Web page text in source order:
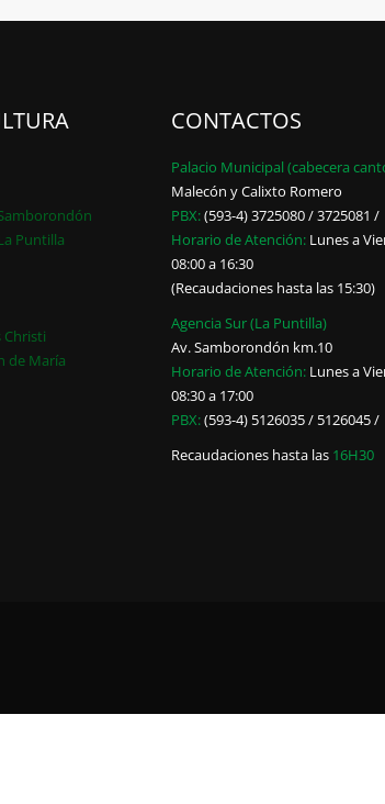
Puntilla
Christi
de María
CONTACTOS
Palacio Municipal (cabecera
Malecón y Calixto Romero
PBX:(593-4) 3725080 / 3725081 /
Horario de Atención:Lunes a
08:00 a 16:30
(Recaudaciones hasta las 15:30)
Agencia Sur (La Puntilla)
Av. Samborondón km.10
Horario de Atención:Lunes a
08:30 a 17:00
PBX:(593-4) 5126035 / 5126045 /
Recaudaciones hasta las 16H30